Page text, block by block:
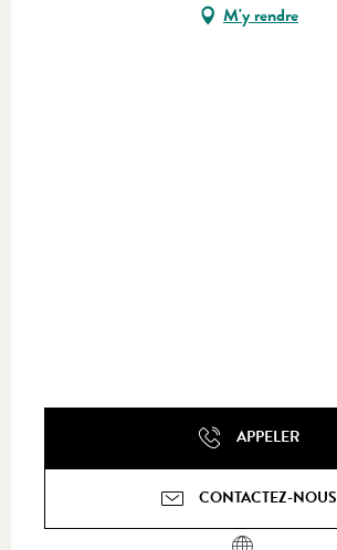
M'y rendre
APPELER
CONTACTEZ-NOUS